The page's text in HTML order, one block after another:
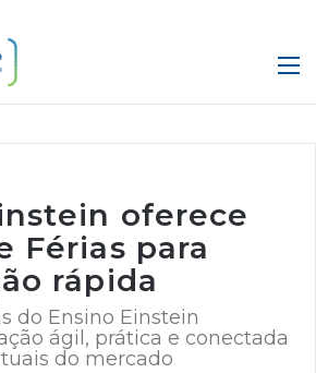
oferece
Férias para
rápida
do Ensino Einstein
ágil, prática e conectada
do mercado